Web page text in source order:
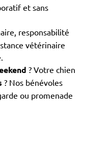
et sans
responsabilité
vétérinaire
? Votre chien
? Nos bénévoles
ou promenade